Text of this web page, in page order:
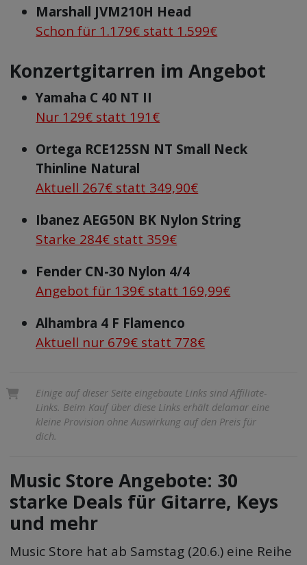
Marshall JVM210H Head
Schon für 1.179€ statt 1.599€
Konzertgitarren im Angebot
Yamaha C 40 NT II
Nur 129€ statt 191€
Ortega RCE125SN NT Small Neck
Thinline Natural
Aktuell 267€ statt 349,90€
Ibanez AEG50N BK Nylon String
Starke 284€ statt 359€
Fender CN-30 Nylon 4/4
Angebot für 139€ statt 169,99€
Alhambra 4 F Flamenco
Aktuell nur 679€ statt 778€
Einige auf dieser Seite eingebaute Links sind Affiliate-
Links. Beim Kauf über diese Links erhält delamar eine
kleine Provision ohne Auswirkung auf den Preis für
dich.
Music Store Angebote: 30
starke Deals für Gitarre, Keys
und mehr
Music Store hat ab Samstag (20.6.) eine Reihe